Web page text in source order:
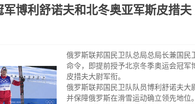
博利舒诺夫和北冬奥亚军斯皮措夫
俄罗斯联邦国民卫队总局总局长兼国民
命令，即提前授予北京冬季奥运会冠军
皮措夫大尉军衔。
俄罗斯联邦国民卫队队员博利舒诺夫大
并保障俄罗斯在滑雪运动确立领先地位。